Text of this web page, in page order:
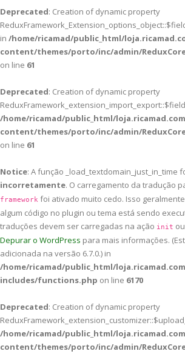
Deprecated: Creation of dynamic property
in /home/ricamad/public_html/
content/themes/porto/inc/admin/
on line 61
Deprecated: Creation of dynamic property
/home/ricamad/public_html/
content/themes/porto/inc/admin/
on line 61
Notice: A função _load_textdomain_just_in_time
incorretamente. O carregamento da tradução
framework foi ativado muito cedo. Isso
algum código no plugin ou tema está sendo
traduções devem ser carregadas na ação init
Depurar o WordPress para mais informações.
adicionada na versão 6.7.0.) in
/home/ricamad/public_html/
includes/functions.php on line 6170
Deprecated: Creation of dynamic property
/home/ricamad/public_html/
content/themes/porto/inc/admin/